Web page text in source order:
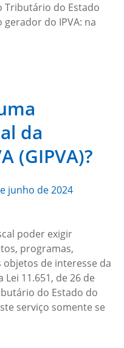
Tributário do Estado
do IPVA: na
da
(GIPVA)?
junho de 2024
poder exigir
programas,
de interesse da
11.651, de 26 de
do Estado do
serviço somente se